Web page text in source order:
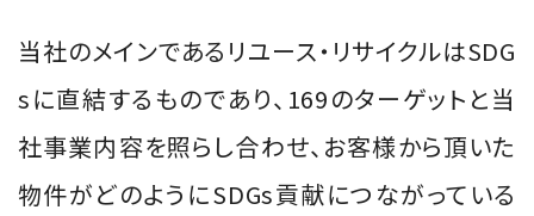
当社のメインであるリユース・リサイクルはSDG
sに直結するものであり、169のターゲットと当
社事業内容を照らし合わせ、お客様から頂いた
物件がどのようにSDGs貢献につながっている